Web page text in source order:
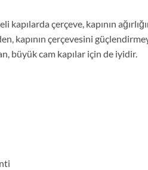
çerçeve, kapının
kapının çerçevesini
büyük cam kapılar için de iyidir.